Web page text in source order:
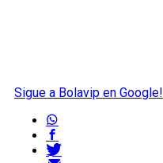
Sigue a Bolavip en Google!